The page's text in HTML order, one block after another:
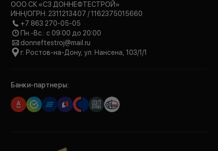
ООО СК «СЗ ДОННЕФТЕСТРОЙ»
ИНН/ОГРН: 2311213407 / 1162375015660
+7 863 270-05-05
Пн.-Вс.: с 09:00 до 20:00
donneftestroj@mail.ru
г. Ростов-на-Дону, ул. Нансена, 103/1/1
Банки-партнеры: